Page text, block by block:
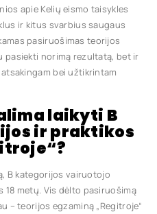
apie Kelių eismo taisykles
ir kitus svarbius saugaus
pasiruošimas teorijos
pasiekti norimą rezultatą, bet ir
bei užtikrintam
laikyti B
ir praktikos
B kategorijos vairuotojo
18 metų. Vis dėlto pasiruošimą
– teorijos egzaminą „Regitroje“